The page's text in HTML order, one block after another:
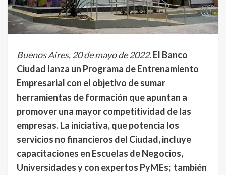
Buenos Aires, 20 de mayo de 2022. El Banco
Ciudad lanza un Programa de Entrenamiento
Empresarial con el objetivo de sumar
herramientas de formación que apuntan a
promover una mayor competitividad de las
empresas. La iniciativa, que potencia los
servicios no financieros del Ciudad, incluye
capacitaciones en Escuelas de Negocios,
Universidades y con expertos PyMEs; también